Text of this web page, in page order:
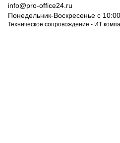
info@pro-office24.ru
Понедельник-Воскресенье с
Техническое сопровождение - ИТ